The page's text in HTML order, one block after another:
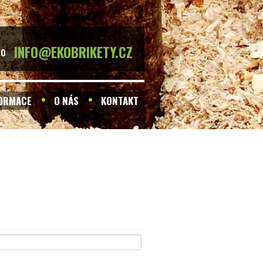
INFO@EKOBRIKETY.CZ
O NÁS KONTAKT